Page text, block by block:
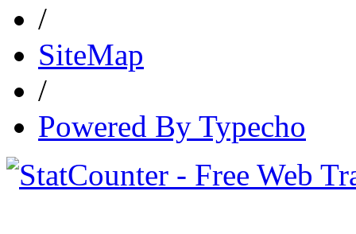
/
SiteMap
/
Powered By Typecho